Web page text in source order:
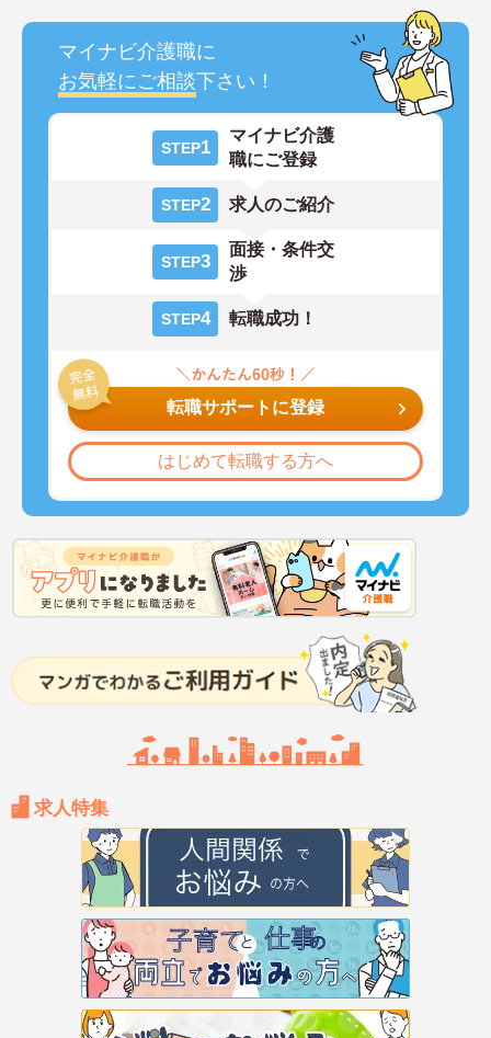
マイナビ介護職に
お気軽にご相談下さい！
STEP1
マイナビ介護
職にご登録
STEP2 求人のご紹介
STEP3
面接・条件交
渉
STEP4 転職成功！
転職サポートに登録
はじめて転職する方へ
求人特集